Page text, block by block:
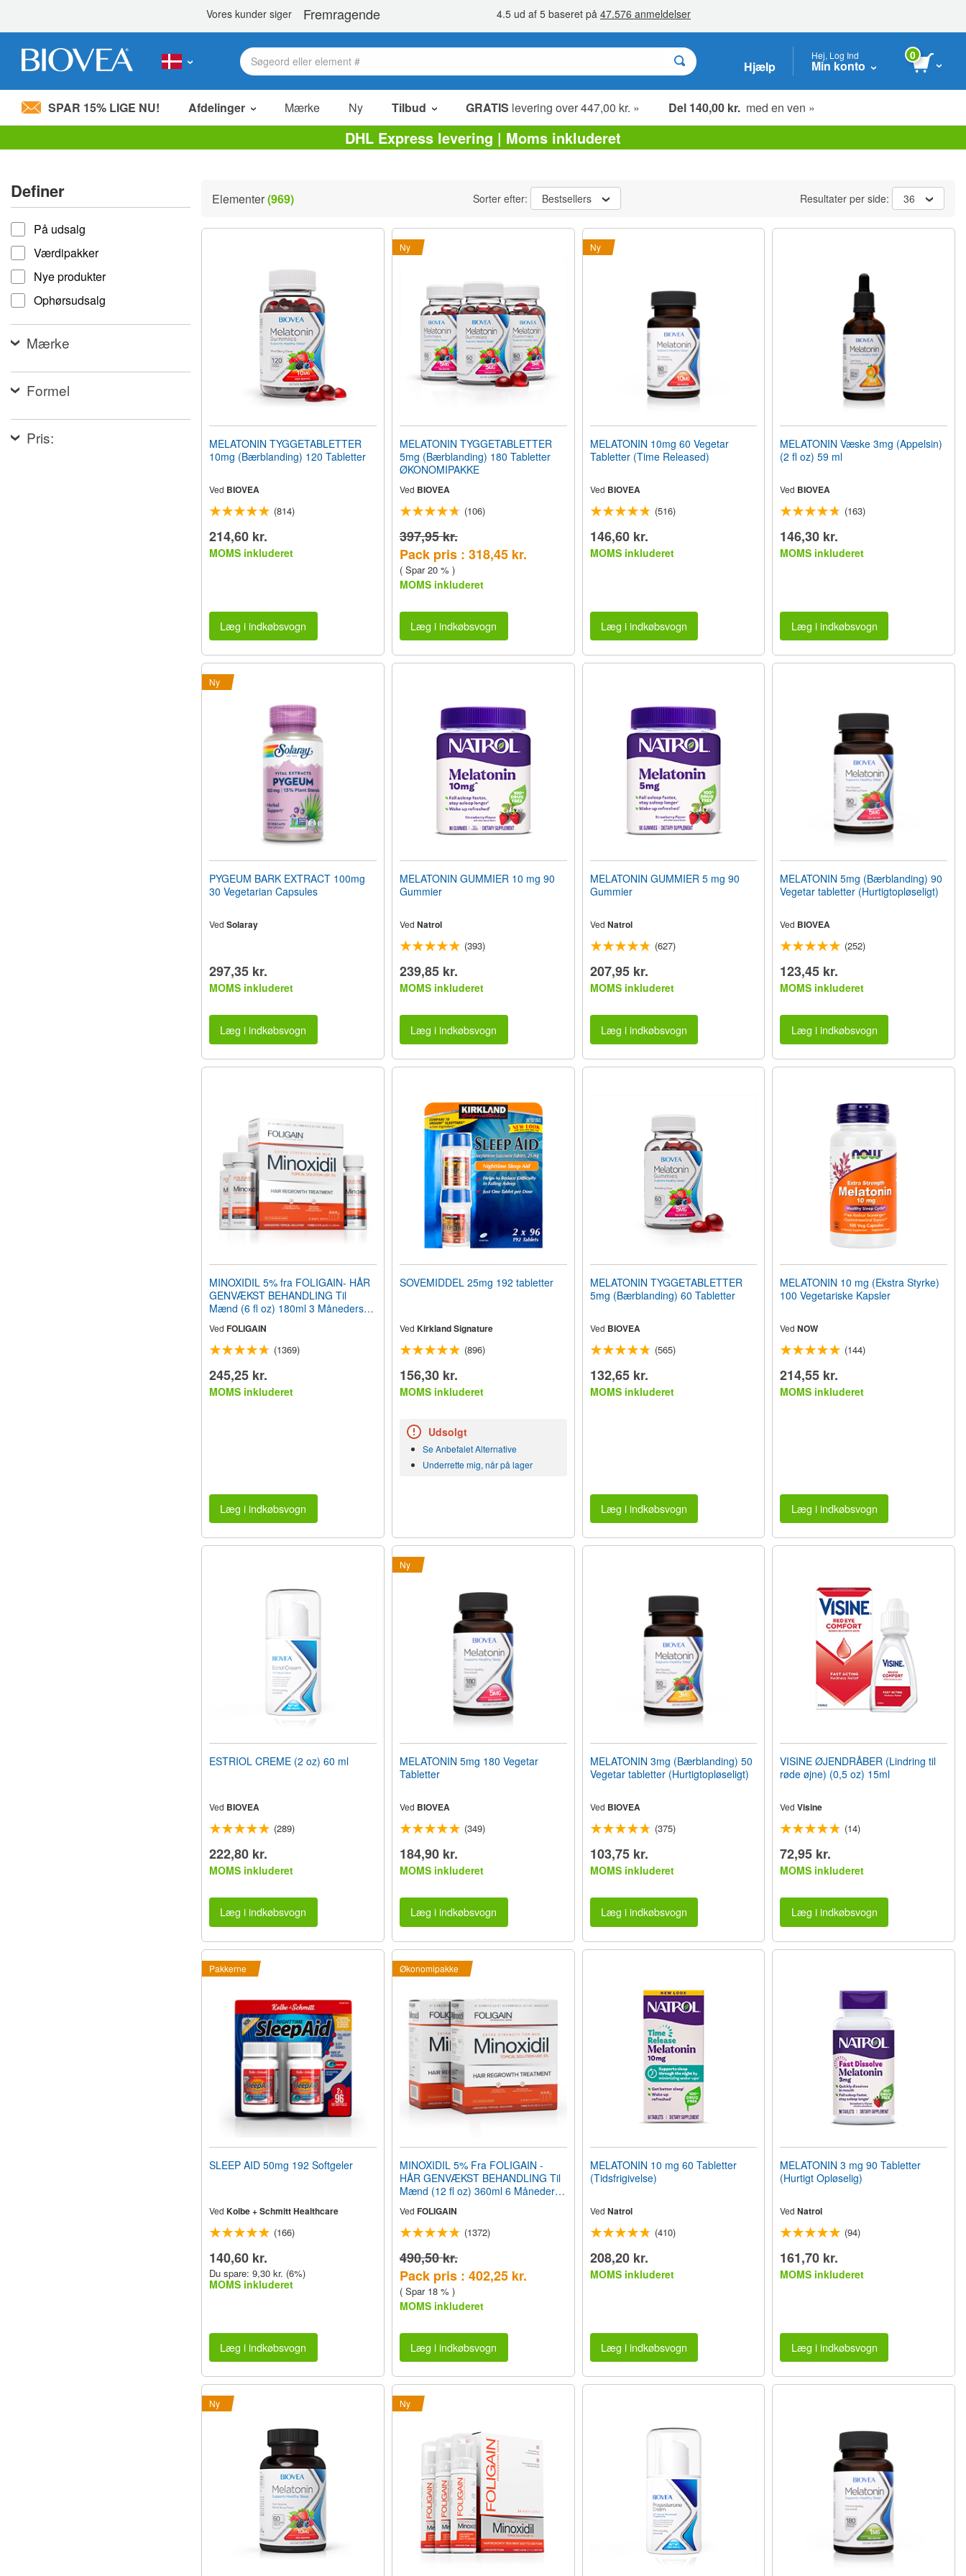
Bemærk:
indeholder
Tryk
på
Control-
F11
for
justere
synshandicappede,
bruger
skærmlæser;
på
Control-
Hjælp
Hej, Log Ind
Min konto
0
SPAR 15% LIGE NU! Afdelinger Mærke Ny Tilbud GRATIS levering over 447,00 kr. » Del 140,00 kr. med en ven »
Salg poster
Værdipakker
DHL Express levering | Moms inkluderet
Definer
Definer
På udsalg
Værdipakker
Nye produkter
Ophørsudsalg
Mærke
Formel
Pris:
Elementer(969) Sorter efter: Bestsellers Resultater per side: 36
MELATONIN TYGGETABLETTER
10mg (Bærblanding) 120 Tabletter
Ved BIOVEA
(814)
214,60 kr.
MOMS inkluderet
Læg i indkøbsvogn
Ny
MELATONIN TYGGETABLETTER
5mg (Bærblanding) 180 Tabletter
ØKONOMIPAKKE
Ved BIOVEA
(106)
397,95 kr.
Pack pris : 318,45 kr.
( Spar 20 % )
MOMS inkluderet
Læg i indkøbsvogn
Ny
MELATONIN 10mg 60 Vegetar
Tabletter (Time Released)
Ved BIOVEA
(516)
146,60 kr.
MOMS inkluderet
Læg i indkøbsvogn
MELATONIN Væske 3mg (Appelsin)
(2 fl oz) 59 ml
Ved BIOVEA
(163)
146,30 kr.
MOMS inkluderet
Læg i indkøbsvogn
Ny
PYGEUM BARK EXTRACT 100mg
30 Vegetarian Capsules
Ved Solaray
297,35 kr.
MOMS inkluderet
Læg i indkøbsvogn
MELATONIN GUMMIER 10 mg 90
Gummier
Ved Natrol
(393)
239,85 kr.
MOMS inkluderet
Læg i indkøbsvogn
MELATONIN GUMMIER 5 mg 90
Gummier
Ved Natrol
(627)
207,95 kr.
MOMS inkluderet
Læg i indkøbsvogn
MELATONIN 5mg (Bærblanding) 90
Vegetar tabletter (Hurtigtopløseligt)
Ved BIOVEA
(252)
123,45 kr.
MOMS inkluderet
Læg i indkøbsvogn
MINOXIDIL 5% fra FOLIGAIN- HÅR
GENVÆKST BEHANDLING Til
Mænd (6 fl oz) 180ml 3 Måneders
Ved FOLIGAIN
(1369)
245,25 kr.
MOMS inkluderet
Læg i indkøbsvogn
SOVEMIDDEL 25mg 192 tabletter
Ved Kirkland Signature
(896)
156,30 kr.
MOMS inkluderet
Udsolgt
Se Anbefalet Alternative
Underrette mig, når på lager
MELATONIN TYGGETABLETTER
5mg (Bærblanding) 60 Tabletter
Ved BIOVEA
(565)
132,65 kr.
MOMS inkluderet
Læg i indkøbsvogn
MELATONIN 10 mg (Ekstra Styrke)
100 Vegetariske Kapsler
Ved NOW
(144)
214,55 kr.
MOMS inkluderet
Læg i indkøbsvogn
ESTRIOL CREME (2 oz) 60 ml
Ved BIOVEA
(289)
222,80 kr.
MOMS inkluderet
Læg i indkøbsvogn
Ny
MELATONIN 5mg 180 Vegetar
Tabletter
Ved BIOVEA
(349)
184,90 kr.
MOMS inkluderet
Læg i indkøbsvogn
MELATONIN 3mg (Bærblanding) 50
Vegetar tabletter (Hurtigtopløseligt)
Ved BIOVEA
(375)
103,75 kr.
MOMS inkluderet
Læg i indkøbsvogn
VISINE ØJENDRÅBER (Lindring til
røde øjne) (0,5 oz) 15ml
Ved Visine
(14)
72,95 kr.
MOMS inkluderet
Læg i indkøbsvogn
Pakkerne
SLEEP AID 50mg 192 Softgeler
Ved Kolbe + Schmitt Healthcare
(166)
140,60 kr.
Du spare: 9,30 kr. (6%)
MOMS inkluderet
Læg i indkøbsvogn
Økonomipakke
MINOXIDIL 5% Fra FOLIGAIN -
HÅR GENVÆKST BEHANDLING Til
Mænd (12 fl oz) 360ml 6 Måneders
Ved FOLIGAIN
(1372)
490,50 kr.
Pack pris : 402,25 kr.
( Spar 18 % )
MOMS inkluderet
Læg i indkøbsvogn
MELATONIN 10 mg 60 Tabletter
(Tidsfrigivelse)
Ved Natrol
(410)
208,20 kr.
MOMS inkluderet
Læg i indkøbsvogn
MELATONIN 3 mg 90 Tabletter
(Hurtigt Opløselig)
Ved Natrol
(94)
161,70 kr.
MOMS inkluderet
Læg i indkøbsvogn
Ny Ny